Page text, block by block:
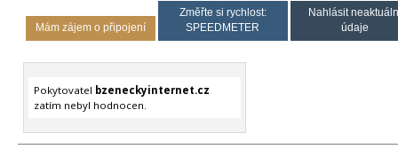
Mám zájem o připojení
Změřte si rychlost:
SPEEDMETER
Nahlásit
údaje
Pokytovatel bzeneckyinternet.cz
zatím nebyl hodnocen.